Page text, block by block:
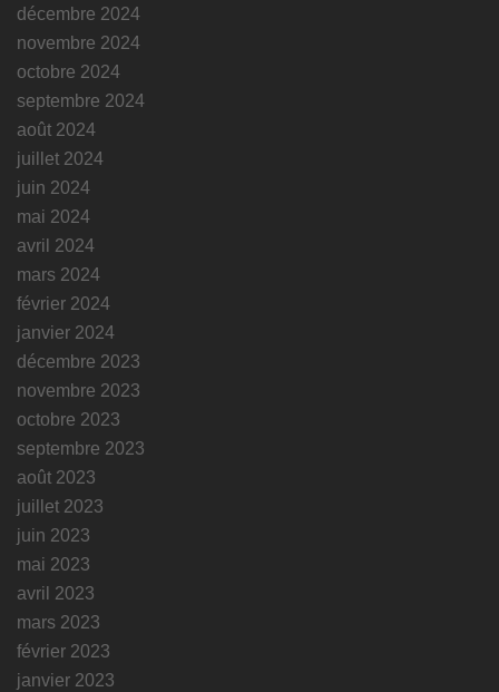
décembre 2024
novembre 2024
octobre 2024
septembre 2024
août 2024
juillet 2024
juin 2024
mai 2024
avril 2024
mars 2024
février 2024
janvier 2024
décembre 2023
novembre 2023
octobre 2023
septembre 2023
août 2023
juillet 2023
juin 2023
mai 2023
avril 2023
mars 2023
février 2023
janvier 2023